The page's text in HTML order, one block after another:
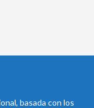
basada con los